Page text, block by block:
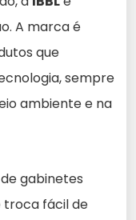
A marca é
que
sempre
ambiente e na
gabinetes
troca fácil de